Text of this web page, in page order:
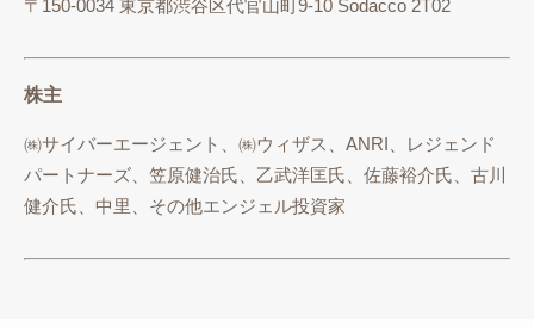
〒150-0034 東京都渋谷区代官山町9-10 Sodacco 2T02
株主
㈱サイバーエージェント、㈱ウィザス、ANRI、レジェンド
パートナーズ、笠原健治氏、乙武洋匡氏、佐藤裕介氏、古川
健介氏、中里、その他エンジェル投資家